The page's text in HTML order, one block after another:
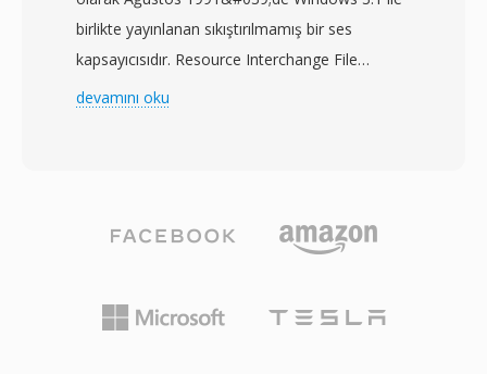
kullanılmaktadır. İlk avantajı mükemmel
sıkıştırma verimliliğidir — önemli ölçüde daha
az depolama alanı ve bant genişliği kullanarak
yüksek kaliteli ses sunar. İkinci olarak, 8
şeye uygundur. Üçüncü olarak, Apple ve diğer
firmaların geniş endüstriyel benimsemesi,
medya oynatıcının AAC içeriğini ek eklenti
birlikte yayınlanan sıkıştırılmamış bir ses
kapsayıcısıdır. Resource Interchange File
Format (RIFF) üzerine inşa edilen WAV, ses
WAV&#039;ı Windows üzerinde sıkıştırılmamış
işletim sistemleri, ses editörleri ve medya
oynatıcılar genelinde evrensel olarak kabul
devamını oku